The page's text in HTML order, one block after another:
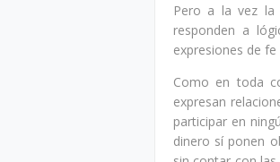
Pero a la vez la
responden a
expresiones de
Como en toda
expresan
participar en
dinero sí ponen